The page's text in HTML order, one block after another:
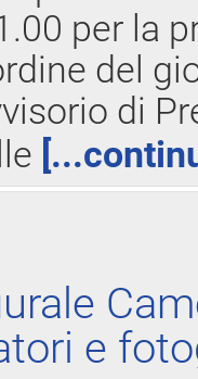
per la
del
di
e